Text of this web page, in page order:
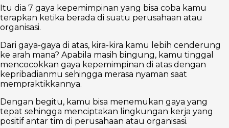
Itu dia 7 gaya kepemimpinan yang bisa coba kamu
terapkan ketika berada di suatu perusahaan atau
organisasi.
Dari gaya-gaya di atas, kira-kira kamu lebih cenderung
ke arah mana? Apabila masih bingung, kamu tinggal
mencocokkan gaya kepemimpinan di atas dengan
kepribadianmu sehingga merasa nyaman saat
mempraktikkannya.
Dengan begitu, kamu bisa menemukan gaya yang
tepat sehingga menciptakan lingkungan kerja yang
positif antar tim di perusahaan atau organisasi.